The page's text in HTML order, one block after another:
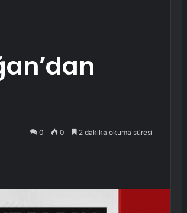
0 0 2 dakika okuma süresi